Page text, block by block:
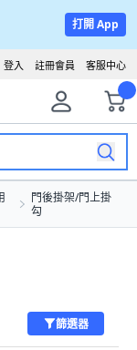
打開 App
客服中心
註冊會員
登入
門後掛架/門上掛
勾
篩選器